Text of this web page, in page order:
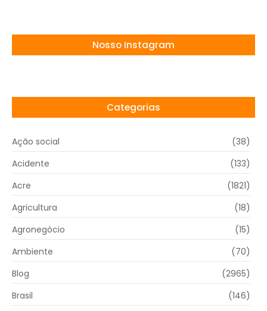
Nosso Instagram
Categorias
Ação social
(38)
Acidente
(133)
Acre
(1821)
Agricultura
(18)
Agronegócio
(15)
Ambiente
(70)
Blog
(2965)
Brasil
(146)